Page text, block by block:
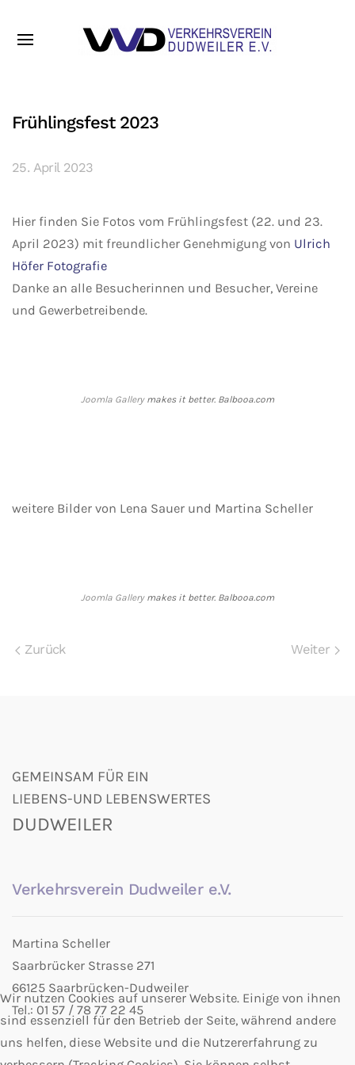
Frühlingsfest 2023
25. April 2023
Hier finden Sie Fotos vom Frühlingsfest (22. und 23.
April 2023) mit freundlicher Genehmigung von Ulrich
Höfer Fotografie
Danke an alle Besucherinnen und Besucher, Vereine
und Gewerbetreibende.
Joomla Gallerymakes it better. Balbooa.com
weitere Bilder von Lena Sauer und Martina Scheller
Joomla Gallerymakes it better. Balbooa.com
Zurück Weiter
GEMEINSAM FÜR EIN
LIEBENS-UND LEBENSWERTES
DUDWEILER
Verkehrsverein Dudweiler e.V.
Martina Scheller
Saarbrücker Strasse 271
66125 Saarbrücken-Dudweiler
Tel.: 01 57 / 78 77 22 45
Wir nutzen Cookies auf unserer Website. Einige von ihnen
sind essenziell für den Betrieb der Seite, während andere
uns helfen, diese Website und die Nutzererfahrung zu